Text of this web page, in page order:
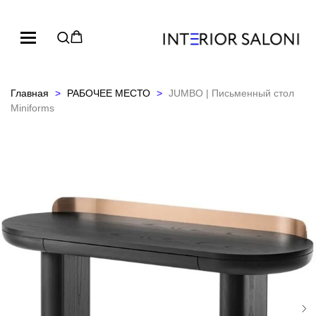
Главная РАБОЧЕЕ МЕСТО
JUMBO | Письменный стол
Miniforms